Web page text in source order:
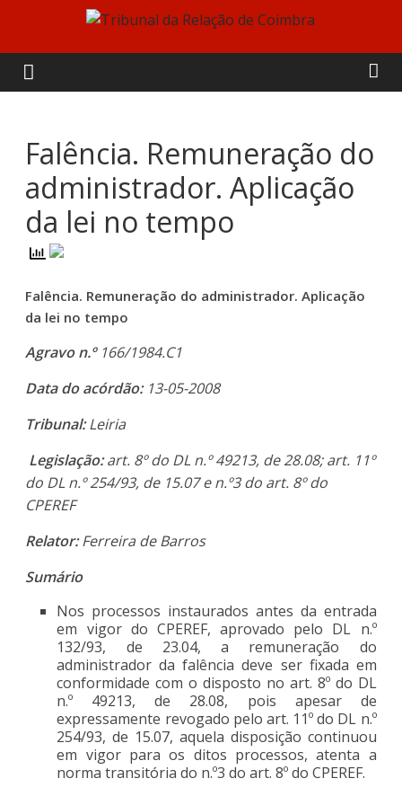
content
Tribunal
da
Relação
de
Coimbra
Falência. Remuneração do
administrador. Aplicação
da lei no tempo
Falência. Remuneração do administrador. Aplicação
da lei no tempo
Agravo n.º 166/1984.C1
Data do acórdão: 13-05-2008
Tribunal:Leiria
Legislação:art. 8º do DL n.º 49213, de 28.08; art. 11º
do DL n.º 254/93, de 15.07 e n.º3 do art. 8º do
CPEREF
Relator:Ferreira de Barros
Sumário
Nos processos instaurados antes da entrada
em vigor do CPEREF, aprovado pelo DL n.º
132/93, de 23.04, a remuneração do
administrador da falência deve ser fixada em
conformidade com o disposto no art. 8º do DL
n.º 49213, de 28.08, pois apesar de
expressamente revogado pelo art. 11º do DL n.º
254/93, de 15.07, aquela disposição continuou
em vigor para os ditos processos, atenta a
norma transitória do n.º3 do art. 8º do CPEREF.